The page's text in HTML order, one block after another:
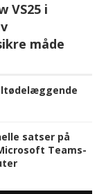
VS25 i
måde
satser på
Teams-